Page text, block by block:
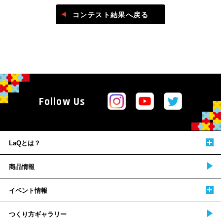
コンテスト結果へ戻る
Follow Us
LaQとは？
商品情報
イベント情報
つくり方ギャラリー